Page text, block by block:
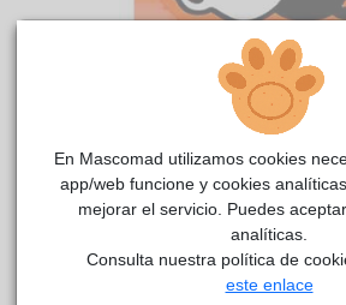
reside actualmente en el
COMENTARIOS
Cartoon llego al centro con una
en cuanto al acercamiento y contacto
En Mascomad utilizamos cookies
app/web funcione y cookies
mejorar el servicio. Puedes
analíticas.
Consulta nuestra política de
este enlace